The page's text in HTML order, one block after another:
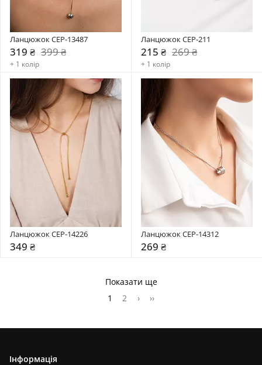
Ланцюжок CEP-13487
319 ₴ 399 ₴
+ 1 колір
Ланцюжок CEP-211
215 ₴ 269 ₴
+ 1 колір
Ланцюжок CEP-14226
349 ₴
Ланцюжок CEP-14312
269 ₴
Показати ще
1
2 › ››
Інформація